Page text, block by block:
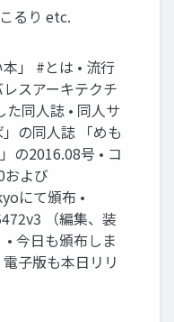
るり etc.
本」 #とは • 流行
スアーキテクチ
た同人誌 • 同人サ
の同人誌 「めも
の2016.08号 • コ
および
にて頒布 •
（編集、装
今日も頒布しま
子版も本日リリ